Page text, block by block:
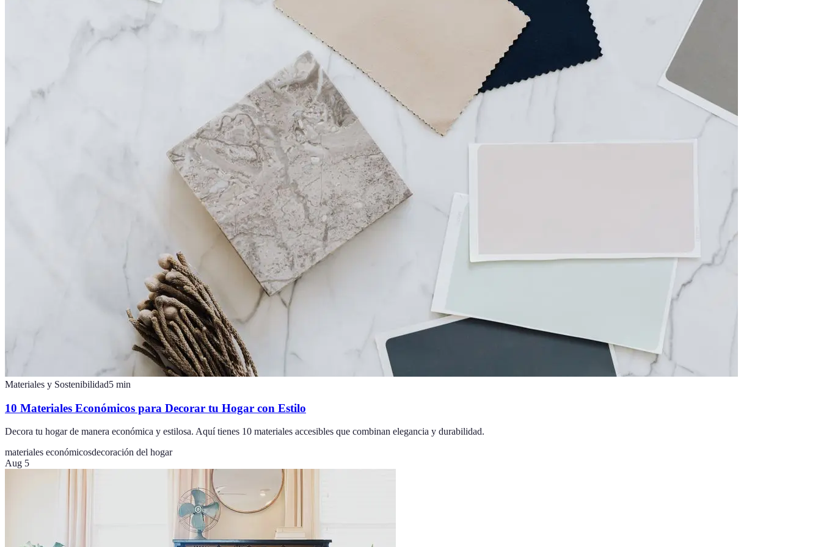
Materiales y Sostenibilidad5 min
10 Materiales Económicos para Decorar tu Hogar con Estilo
Decora tu hogar de manera económica y estilosa. Aquí tienes 10 materiales accesibles que combinan elegancia y durabilidad.
materiales económicosdecoración del hogar
Aug 5